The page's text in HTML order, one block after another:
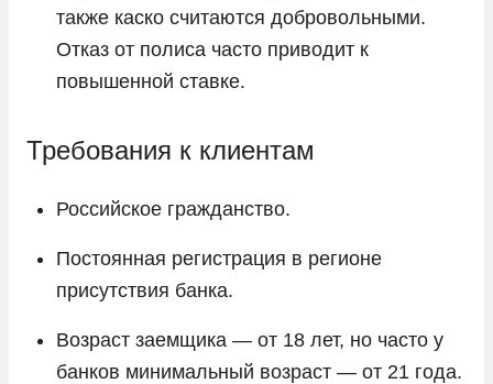
также каско считаются добровольными.
Отказ от полиса часто приводит к
повышенной ставке.
Требования к клиентам
Российское гражданство.
Постоянная регистрация в регионе
присутствия банка.
Возраст заемщика — от 18 лет, но часто у
банков минимальный возраст — от 21 года.